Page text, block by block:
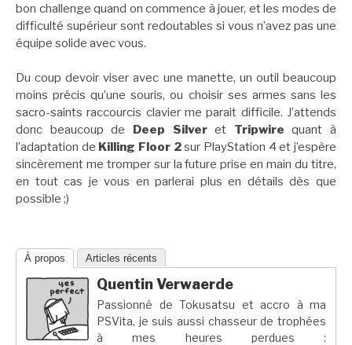
bon challenge quand on commence à jouer, et les modes de
difficulté supérieur sont redoutables si vous n’avez pas une
équipe solide avec vous.
Du coup devoir viser avec une manette, un outil beaucoup
moins précis qu’une souris, ou choisir ses armes sans les
sacro-saints raccourcis clavier me parait difficile. J’attends
donc beaucoup de Deep Silveret Tripwire quant à
l’adaptation de Killing Floor 2sur PlayStation 4 et j’espère
sincèrement me tromper sur la future prise en main du titre,
en tout cas je vous en parlerai plus en détails dès que
possible ;)
À propos Articles récents
Quentin Verwaerde
Passionné de Tokusatsu et accro à ma
PSVita, je suis aussi chasseur de trophées
à mes heures perdues :